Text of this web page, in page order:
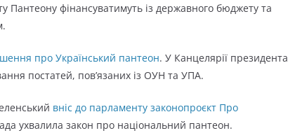
фінансуватимуть із державного бюджету та
про Український пантеон. У Канцелярії президента
постатей, пов’язаних із ОУН та УПА.
вніс до парламенту законопроєкт Про
ухвалила закон про національний пантеон.